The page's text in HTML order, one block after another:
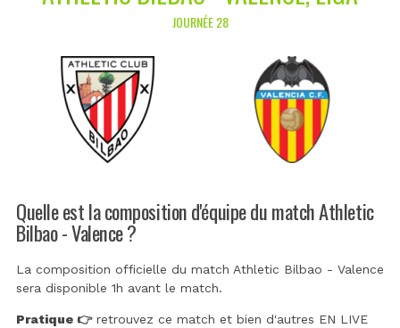
JOURNÉE 28
Quelle est la composition d'équipe du match Athletic
Bilbao - Valence ?
La composition officielle du match Athletic Bilbao - Valence
sera disponible 1h avant le match.
Pratique 👉retrouvez ce match et bien d'autres EN LIVE